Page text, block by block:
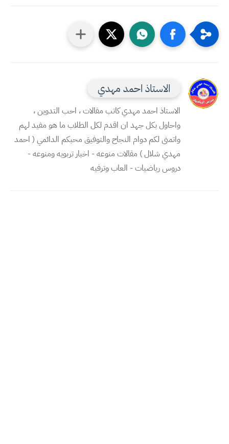
الاستاذ احمد مهدي
الاستاذ احمد مهدي كاتب مقالات ، احب التدوين ،
واحاول بكل جهد ان اقدم لكل الطلاب ما هو مفيد لهم
واتمنى لكم دوام النجاح والتوفيق محبكم الدائمي ( احمد
مهدي شلال ) مقالات منوعه - اخبار تربويه ومنوعه -
دروس رياضيات - العاب وترفيه